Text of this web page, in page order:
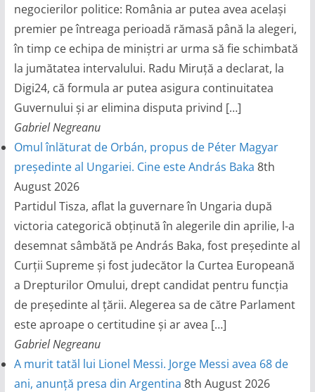
negocierilor politice: România ar putea avea același
premier pe întreaga perioadă rămasă până la alegeri,
în timp ce echipa de miniștri ar urma să fie schimbată
la jumătatea intervalului. Radu Miruță a declarat, la
Digi24, că formula ar putea asigura continuitatea
Guvernului și ar elimina disputa privind […]
Gabriel Negreanu
Omul înlăturat de Orbán, propus de Péter Magyar
președinte al Ungariei. Cine este András Baka 8th
August 2026
Partidul Tisza, aflat la guvernare în Ungaria după
victoria categorică obținută în alegerile din aprilie, l-a
desemnat sâmbătă pe András Baka, fost președinte al
Curții Supreme și fost judecător la Curtea Europeană
a Drepturilor Omului, drept candidat pentru funcția
de președinte al țării. Alegerea sa de către Parlament
este aproape o certitudine și ar avea […]
Gabriel Negreanu
A murit tatăl lui Lionel Messi. Jorge Messi avea 68 de
ani, anunță presa din Argentina 8th August 2026